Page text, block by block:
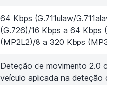
64 Kbps (G.711ulaw/
(G.726)/16 Kbps a 64 Kbps
(MP2L2)/8 a 320 Kbps (MP3)
Deteção de movimento 2.0
veículo aplicada na deteção